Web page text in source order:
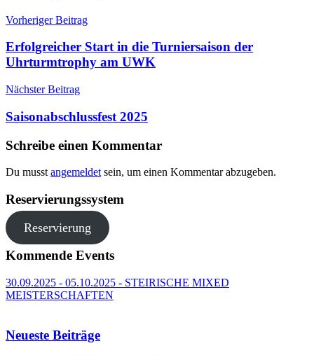
Vorheriger Beitrag
Erfolgreicher Start in die Turniersaison der
Uhrturmtrophy am UWK
Nächster Beitrag
Saisonabschlussfest 2025
Schreibe einen Kommentar
Du musst angemeldet sein, um einen Kommentar abzugeben.
Reservierungssystem
Reservierung
Kommende Events
30.09.2025 - 05.10.2025 - STEIRISCHE MIXED
MEISTERSCHAFTEN
Neueste Beiträge